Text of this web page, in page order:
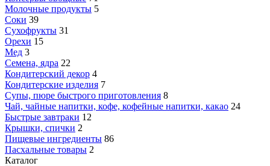
Молочные продукты 5
Соки 39
Сухофрукты 31
Орехи 15
Мед 3
Семена, ядра 22
Кондитерский декор 4
Кондитерские изделия 7
Супы, пюре быстрого приготовления 8
Чай, чайные напитки, кофе, кофейные напитки, какао 24
Быстрые завтраки 12
Крышки, спички 2
Пищевые ингредиенты 86
Пасхальные товары 2
Каталог